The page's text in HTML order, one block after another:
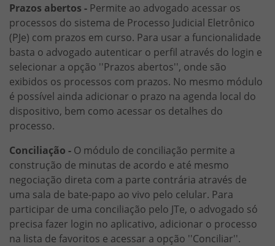
Prazos abertos - Permite ao advogado acessar os
processos do sistema de Processo Judicial Eletrônico
(PJe) com prazos em curso. Para usar a funcionalidade
basta o advogado autenticar o perfil através do login e
selecionar a opção ''Prazos abertos'', onde são
exibidos os processos com prazos. No mesmo módulo
é possível ainda adicionar o prazo na agenda local do
dispositivo, bem como acessar os detalhes do
processo.
Conciliação - O módulo de conciliação permite a
construção de minutas de acordo e até mesmo
negociação direta com a parte contrária através de
uma sala de bate-papo ao vivo pelo celular. Para
participar de uma conciliação pelo JTe, o advogado só
precisa fazer login no aplicativo, adicionar o processo
na lista de favoritos e acessar a opção ''Conciliar''.